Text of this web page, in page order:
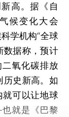
高。据《自
候变化大会
学机构“全球
数据称，预计
氧化碳排放
历史新高。如
可以让地球
就是《巴黎